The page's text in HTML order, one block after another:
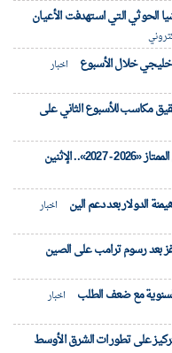
الحوثي التي استهدفت الأعيان
خلال الأسبوع
اخبار
مكاسب للأسبوع الثاني على
«اتحاد القدم»: سحب قرعة الدوري الممتاز «2026 - 2027».. الإثنين
الدولار بعد دعم الين
اخبار
بعد رسوم ترامب على الصين
مع ضعف الطلب
اخبار
على تطورات الشرق الأوسط